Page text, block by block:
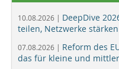
10.08.2026 | DeepDive
teilen, Netzwerke stärken
07.08.2026 | Reform des
das für kleine und